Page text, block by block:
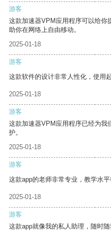
游客
这款加速器VPM应用程序可以给你
助你在网络上自由移动。
2025-01-18
游客
这款软件的设计非常人性化，使用
2025-01-18
游客
这款加速器VPM应用程序已经为我
护。
2025-01-18
游客
这款app的老师非常专业，教学水
2025-01-18
游客
这款app就像我的私人助理，随时